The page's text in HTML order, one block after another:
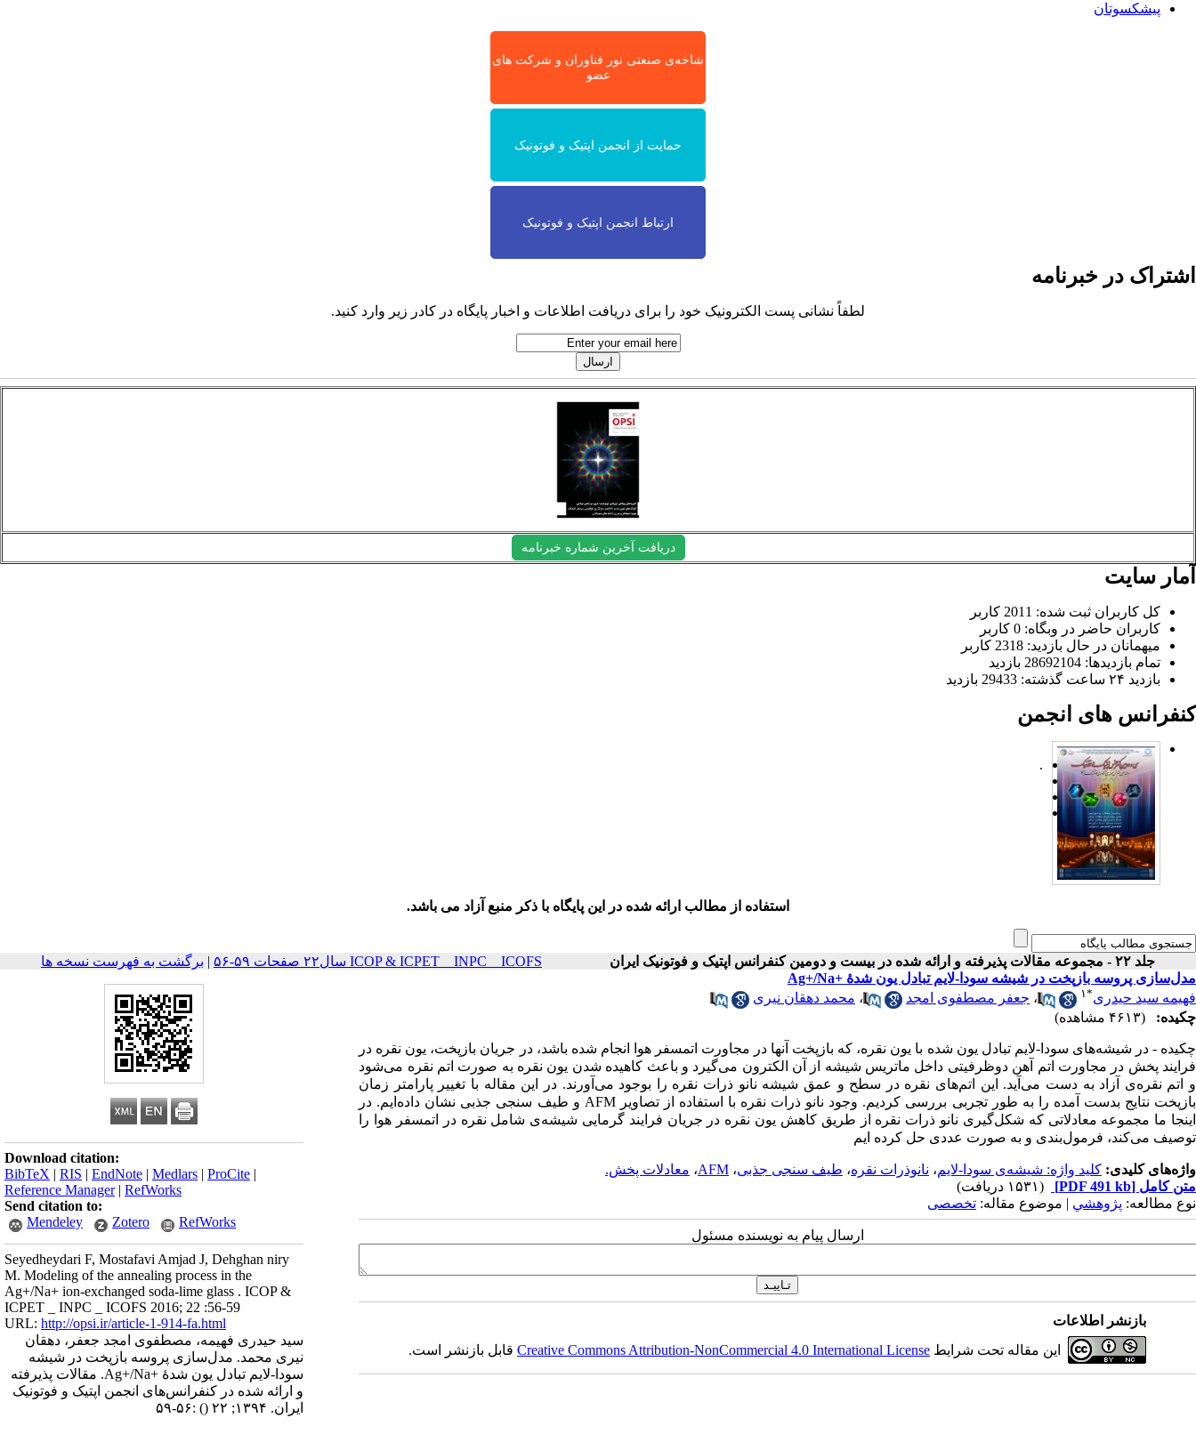
پیشکسوتان
شاخه‌ی صنعتی نور فناوران و شرکت های
عضو
حمایت از انجمن اپتیک و فوتونیک
ارتباط انجمن اپتیک و فوتونیک
اشتراک در خبرنامه
لطفاً نشانی پست الکترونیک خود را برای دریافت اطلاعات و اخبار پایگاه در کادر زیر وارد کنید.
دریافت آخرین شماره خبرنامه
آمار سایت
کل کاربران ثبت شده: 2011 کاربر
کاربران حاضر در وبگاه: 0 کاربر
میهمانان در حال بازدید: 2318 کاربر
تمام بازدید‌ها: 28692104 بازدید
بازدید ۲۴ ساعت گذشته: 29433 بازدید
کنفرانس های انجمن
.
استفاده از مطالب ارائه شده در این پایگاه با ذکر منبع آزاد می باشد.
جلد ۲۲ - مجموعه مقالات پذیرفته و ارائه شده در بیست و دومین کنفرانس اپتیک و فوتونیک ایران ICOP & ICPET _ INPC _ ICOFS سال۲۲ صفحات ۵۹-۵۶ | برگشت به فهرست نسخه ها
Download citation:
BibTeX | RIS | EndNote | Medlars | ProCite |
Reference Manager| RefWorks
Send citation to:
Mendeley
Zotero RefWorks
Seyedheydari F, Mostafavi Amjad J, Dehghan niry
M. Modeling of the annealing process in the
Ag+/Na+ ion-exchanged soda-lime glass . ICOP &
ICPET _ INPC _ ICOFS 2016; 22 :56-59
URL: http://opsi.ir/article-1-914-fa.html
سید حیدری فهیمه، مصطفوی امجد جعفر، دهقان
نیری محمد. مدل‌سازی پروسه بازپخت در شیشه
سودا-لایم تبادل یون شدۀ +Ag+/Na. مقالات پذیرفته
و ارائه شده در کنفرانس‌های انجمن اپتیک و فوتونیک
ایران. ۱۳۹۴; ۲۲
() :۵۶-۵۹
مدل‌سازی پروسه بازپخت در شیشه سودا-لایم تبادل یون شدۀ +Ag+/Na
فهیمه سید حیدری*۱ ، جعفر مصطفوی امجد ، محمد دهقان نیری
چکیده:
(۴۶۱۳ مشاهده)
چکیده - در شیشه‌های سودا-لایم تبادل یون شده با یون نقره، که بازپخت آنها در مجاورت اتمسفر هوا انجام شده باشد، در جریان بازپخت، یون نقره در
فرایند پخش در مجاورت اتم آهن دوظرفیتی داخل ماتریس شیشه از آن الکترون می‌گیرد و باعث کاهیده شدن یون نقره به صورت اتم نقره می‌شود
و اتم نقره‌ی آزاد به دست می‌آید. این اتم‌های نقره در سطح و عمق شیشه نانو ذرات نقره را بوجود می‌آورند. در این مقاله با تغییر پارامتر زمان
بازپخت نتایج بدست آمده را به طور تجربی‌ بررسی کردیم. وجود نانو ذرات نقره با استفاده از تصاویر AFM و طیف سنجی جذبی نشان داده‌ایم. در
اینجا ما مجموعه معادلاتی که شکل‌گیری نانو ذرات نقره از طریق کاهش یون نقره در جریان فرایند گرمایی شیشه‌ی شامل نقره در اتمسفر هوا را
توصیف می‌کند، فرمول‌بندی و به صورت عددی حل کرده ایم
واژه‌های کلیدی: کلید واژه: شیشه‌ی سودا-لایم، نانوذرات نقره، طیف سنجی جذبی، AFM، معادلات پخش.
متن کامل [PDF 491 kb]
(۱۵۳۱ دریافت)
نوع مطالعه: پژوهشي | موضوع مقاله: تخصصی
ارسال پیام به نویسنده مسئول
بازنشر اطلاعات
این مقاله تحت شرایط Creative Commons Attribution-NonCommercial 4.0 International Licenseقابل بازنشر است.